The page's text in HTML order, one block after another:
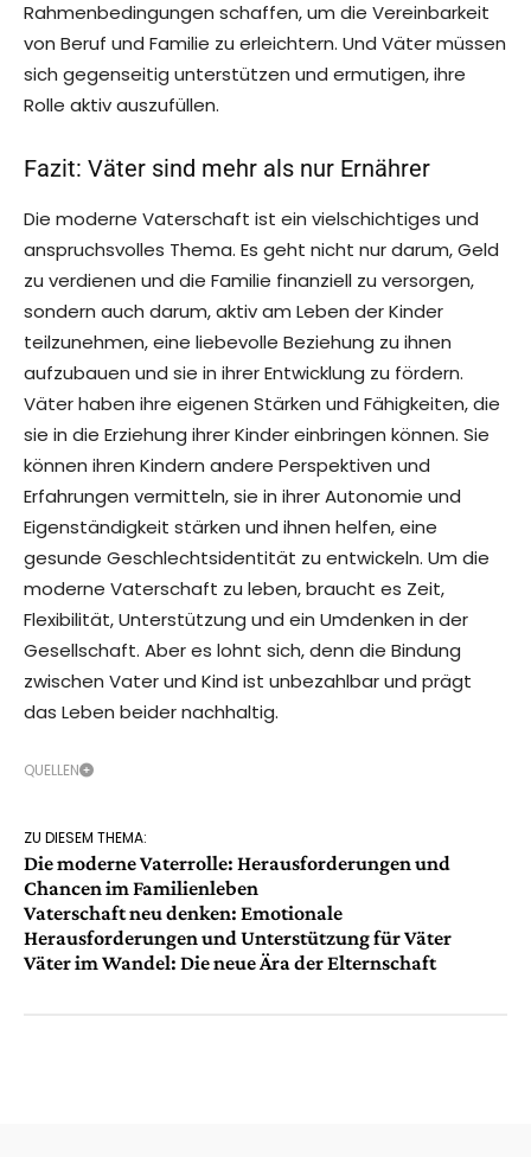
Rahmenbedingungen schaffen, um die Vereinbarkeit
von Beruf und Familie zu erleichtern. Und Väter müssen
sich gegenseitig unterstützen und ermutigen, ihre
Rolle aktiv auszufüllen.
Fazit: Väter sind mehr als nur Ernährer
Die moderne Vaterschaft ist ein vielschichtiges und
anspruchsvolles Thema. Es geht nicht nur darum, Geld
zu verdienen und die Familie finanziell zu versorgen,
sondern auch darum, aktiv am Leben der Kinder
teilzunehmen, eine liebevolle Beziehung zu ihnen
aufzubauen und sie in ihrer Entwicklung zu fördern.
Väter haben ihre eigenen Stärken und Fähigkeiten, die
sie in die Erziehung ihrer Kinder einbringen können. Sie
können ihren Kindern andere Perspektiven und
Erfahrungen vermitteln, sie in ihrer Autonomie und
Eigenständigkeit stärken und ihnen helfen, eine
gesunde Geschlechtsidentität zu entwickeln. Um die
moderne Vaterschaft zu leben, braucht es Zeit,
Flexibilität, Unterstützung und ein Umdenken in der
Gesellschaft. Aber es lohnt sich, denn die Bindung
zwischen Vater und Kind ist unbezahlbar und prägt
das Leben beider nachhaltig.
QUELLEN
ZU DIESEM THEMA:
Die moderne Vaterrolle: Herausforderungen und
Chancen im Familienleben
Vaterschaft neu denken: Emotionale
Herausforderungen und Unterstützung für Väter
Väter im Wandel: Die neue Ära der Elternschaft